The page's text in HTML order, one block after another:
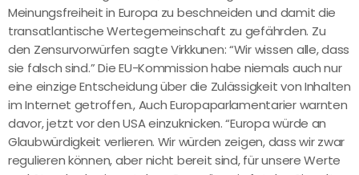
Meinungsfreiheit in Europa zu beschneiden und damit die
transatlantische Wertegemeinschaft zu gefährden. Zu
den Zensurvorwürfen sagte Virkkunen: “Wir wissen alle, dass
sie falsch sind.” Die EU-Kommission habe niemals auch nur
eine einzige Entscheidung über die Zulässigkeit von Inhalten
im Internet getroffen., Auch Europaparlamentarier warnten
davor, jetzt vor den USA einzuknicken. “Europa würde an
Glaubwürdigkeit verlieren. Wir würden zeigen, dass wir zwar
regulieren können, aber nicht bereit sind, für unsere Werte